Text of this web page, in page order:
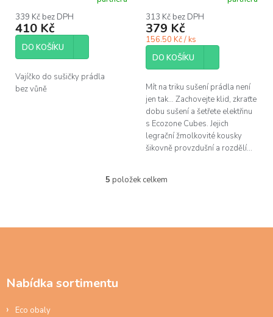
produktu
je
5,0
5
339 Kč bez DPH
410 Kč
DO KOŠÍKU
Vajíčko do sušičky prádla
bez vůně
produktu
je
5,0
z
hvězdiček.
313 Kč bez DPH
379 Kč
156.50 Kč / ks
DO KOŠÍKU
Mít na triku sušení prádla není
jen tak… Zachovejte klid, zkraťte
dobu sušení a šetřete elektřinu
s Ecozone Cubes. Jejich
legrační žmolkovité kousky
šikovně provzdušní a rozdělí...
O
d
5 položek celkem
Nabídka sortimentu
Eco obaly